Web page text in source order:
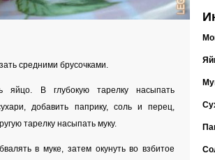
средними брусочками.
яйцо. В глубокую тарелку насыпать
добавить паприку, соль и перец,
тарелку насыпать муку.
в муке, затем окунуть во взбитое